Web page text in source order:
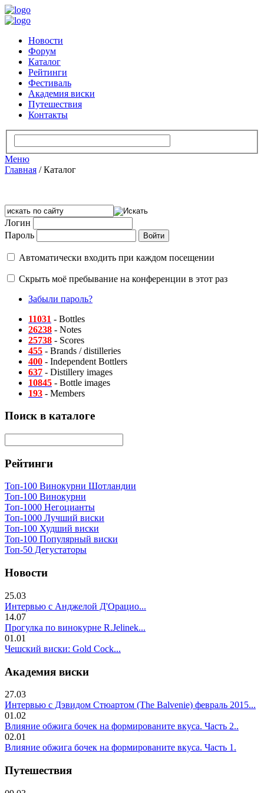
Новости
Форум
Каталог
Рейтинги
Фестиваль
Академия виски
Путешествия
Контакты
Меню
Главная /Каталог
Логин
Пароль
Автоматически входить при каждом посещении
Скрыть моё пребывание на конференции в этот раз
Забыли пароль?
11031 - Bottles
26238 - Notes
25738 - Scores
455 - Brands / distilleries
400 - Independent Bottlers
637 - Distillery images
10845 - Bottle images
193 - Members
Поиск в каталоге
Рейтинги
Топ-100 Винокурни Шотландии
Топ-100 Винокурни
Топ-1000 Негоцианты
Топ-1000 Лучший виски
Топ-100 Худший виски
Топ-100 Популярный виски
Топ-50 Дегустаторы
Новости
25.03
Интервью с Анджелой Д'Орацио...
14.07
Прогулка по винокурне R.Jelinek...
01.01
Чешский виски: Gold Cock...
Академия виски
27.03
Интервью с Дэвидом Стюартом (The Balvenie) февраль 2015...
01.02
Влияние обжига бочек на формированите вкуса. Часть 2..
02.01
Влияние обжига бочек на формированите вкуса. Часть 1.
Путешествия